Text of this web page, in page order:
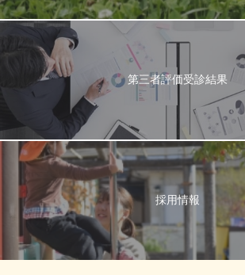
第三者評価受診結果
採用情報